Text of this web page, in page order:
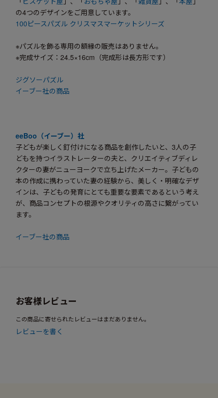
の4つのデザインをご用意しています。
100ピースパズル クリスマスマーケットシリーズ
※パズルを飾る専用の額縁の販売はありません。
※完成サイズ：24.5×16cm（完成形は長方形です）
ジグソーパズル
イーブー社の商品
eeBoo（イーブー）社
子どもが楽しく釘付けになる商品を創作したいと、3人の子
どもを持つイラストレーターの夫と、クリエイティブディレ
クターの妻がニューヨークで立ち上げたメーカー。子どもの
本の作成に携わっていた妻の経験から、美しく・明確なデザ
インは、子どもの発育にとても重要な要素であるという考え
が、商品コンセプトの根源やクオリティの高さに繋がってい
ます。
イーブー社の商品
お客様レビュー
この商品に寄せられたレビューはまだありません。
レビューを書く